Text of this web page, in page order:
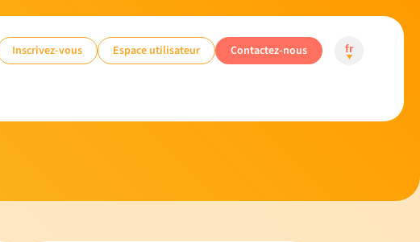
Inscrivez-vous Espace utilisateur Contactez-nous fr